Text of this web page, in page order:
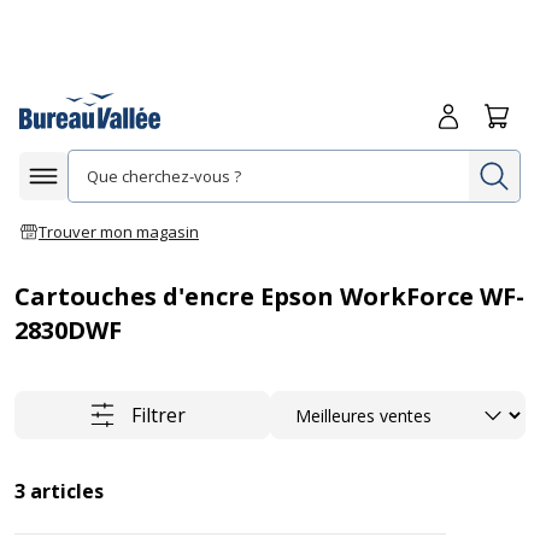
Afficher la navigation
Trouver mon magasin
Me
Cartouches d'encre Epson WorkForce WF-
2830DWF
Filtrer Trier
3 articles